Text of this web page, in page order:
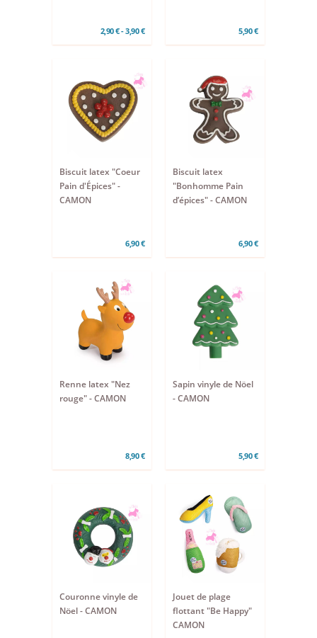
2,90 € - 3,90 € 5,90 €
Biscuit latex "Coeur
Pain d'Épices" -
CAMON
6,90 €
Biscuit latex
"Bonhomme Pain
d’épices" - CAMON
6,90 €
Renne latex "Nez
rouge" - CAMON
8,90 €
Sapin vinyle de Nöel
- CAMON
5,90 €
Couronne vinyle de
Nöel - CAMON
Jouet de plage
flottant "Be Happy"
CAMON